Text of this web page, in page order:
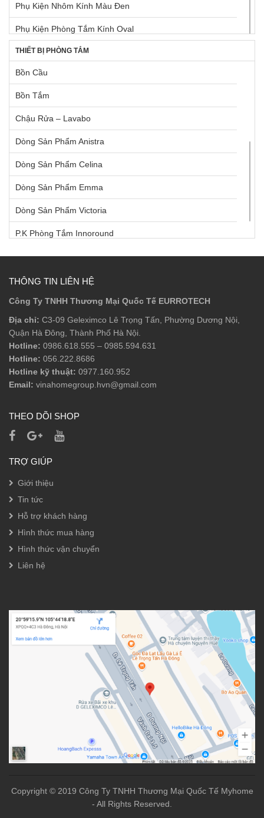
Tay Nâng Hafele
Thùng Rác
Phụ Kiện Nhôm Kính Màu Đen
Phụ Kiện Phòng Tắm Kính Oval
Phụ Kiện Phòng Tắm Kính Vuông
Ron Định Vị Kính
Tay Nắm Cửa Kính
THIẾT BỊ PHÒNG TẮM
Bồn Cầu
Bồn Tắm
Chậu Rửa – Lavabo
Dòng Sản Phẩm Anistra
Dòng Sản Phẩm Celina
Dòng Sản Phẩm Emma
Dòng Sản Phẩm Victoria
P.K Phòng Tắm Innoround
P.K Phòng Tắm Innosquare
Phụ Kiện Âm
Phụ Kiện Bồn Tắm
Phụ Kiện Phòng Tắm
Phụ Kiện Sen Tắm
Sen Tắm Đầu
Sen Tay
Vòi Lavabo
THÔNG TIN LIÊN HỆ
Công Ty TNHH Thương Mại Quốc Tế EURROTECH
Địa chỉ: C3-09 Geleximco Lê Trọng Tấn, Phường Dương Nội,
Quận Hà Đông, Thành Phố Hà Nội.
Hotline: 0986.618.555 – 0985.594.631
Hotline: 056.222.8686
Hotline kỹ thuật: 0977.160.952
Email: vinahomegroup.hvn@gmail.com
THEO DÕI SHOP
TRỢ GIÚP
Giới thiệu
Tin tức
Hỗ trợ khách hàng
Hình thức mua hàng
Hình thức vận chuyển
Liên hệ
Copyright © 2019 Công Ty TNHH Thương Mại Quốc Tế Myhome
- All Rights Reserved.